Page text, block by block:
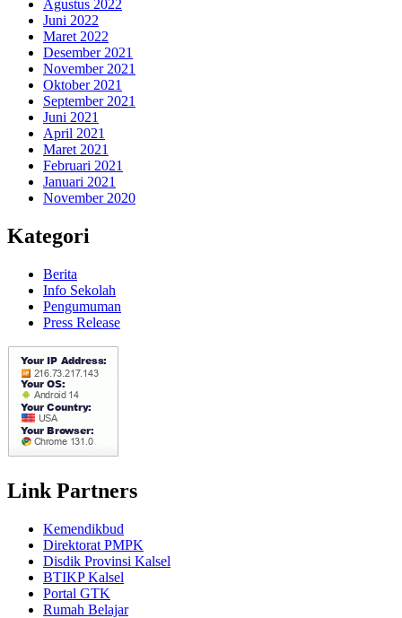
Agustus 2022
Juni 2022
Maret 2022
Desember 2021
November 2021
Oktober 2021
September 2021
Juni 2021
April 2021
Maret 2021
Februari 2021
Januari 2021
November 2020
Kategori
Berita
Info Sekolah
Pengumuman
Press Release
Link Partners
Kemendikbud
Direktorat PMPK
Disdik Provinsi Kalsel
BTIKP Kalsel
Portal GTK
Rumah Belajar